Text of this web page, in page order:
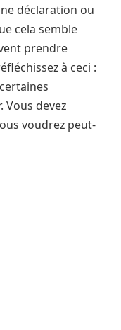
déclaration ou
cela semble
prendre
à ceci :
Vous devez
voudrez peut-